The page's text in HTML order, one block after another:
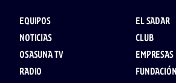
EQUIPOS
NOTICIAS
OSASUNA TV
RADIO
EL SADAR
CLUB
EMPRESAS
FUNDACIÓN